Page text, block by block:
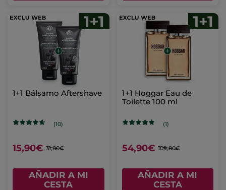
1+1 Bálsamo Aftershave
(10)
15,90€ 31,80€
AÑADIR A MI
CESTA
1+1 Hoggar Eau de
Toilette 100 ml
(1)
54,90€ 109,80€
AÑADIR A MI
CESTA